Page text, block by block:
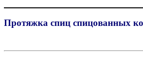
Протяжка спиц спицованных